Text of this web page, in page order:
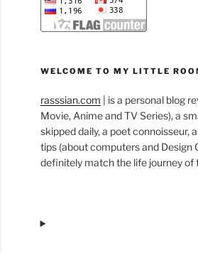
WELCOME TO MY LITTLE
rasssian.com | is a personal blog
Movie, Anime and TV Series), a
skipped daily, a poet connoisseur,
tips (about computers and Design
definitely match the life journey of